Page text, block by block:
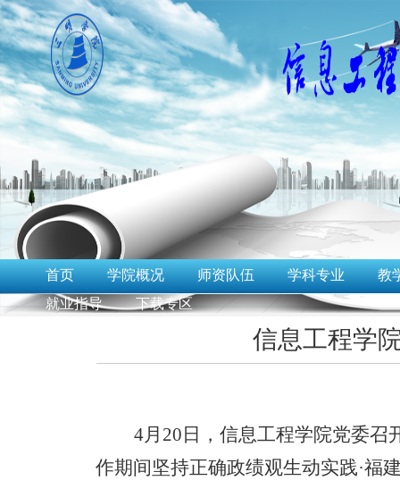
首页 学院概况 师资队伍 学科专业
教
就业指导
下载专区
信息工程学
4月 20 日，信息工程学院党委召
作期间坚持正确政绩观生动实践·福